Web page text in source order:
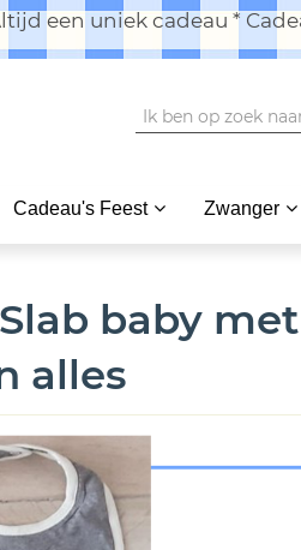
een uniek cadeau *
Cadeau's Feest Zwanger
baby
alles